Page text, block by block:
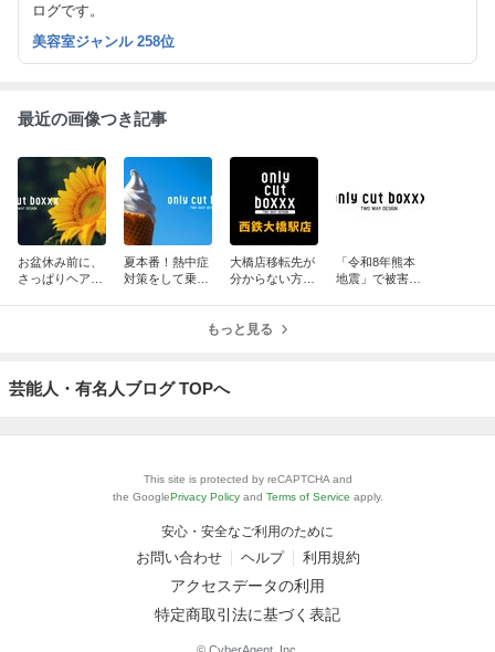
ログです。
美容室ジャンル 258位
最近の画像つき記事
お盆休み前に、
さっぱりヘアカ
夏本番！熱中症
対策をして乗り
大橋店移転先が
分からない方
す！
「令和8年熊本
地震」で被害に
もっと見る
芸能人・有名人ブログ TOPへ
This site is protected by reCAPTCHA and
the GooglePrivacy Policy and Terms of Service apply.
安心・安全なご利用のために
お問い合わせ ヘルプ 利用規約
アクセスデータの利用
特定商取引法に基づく表記